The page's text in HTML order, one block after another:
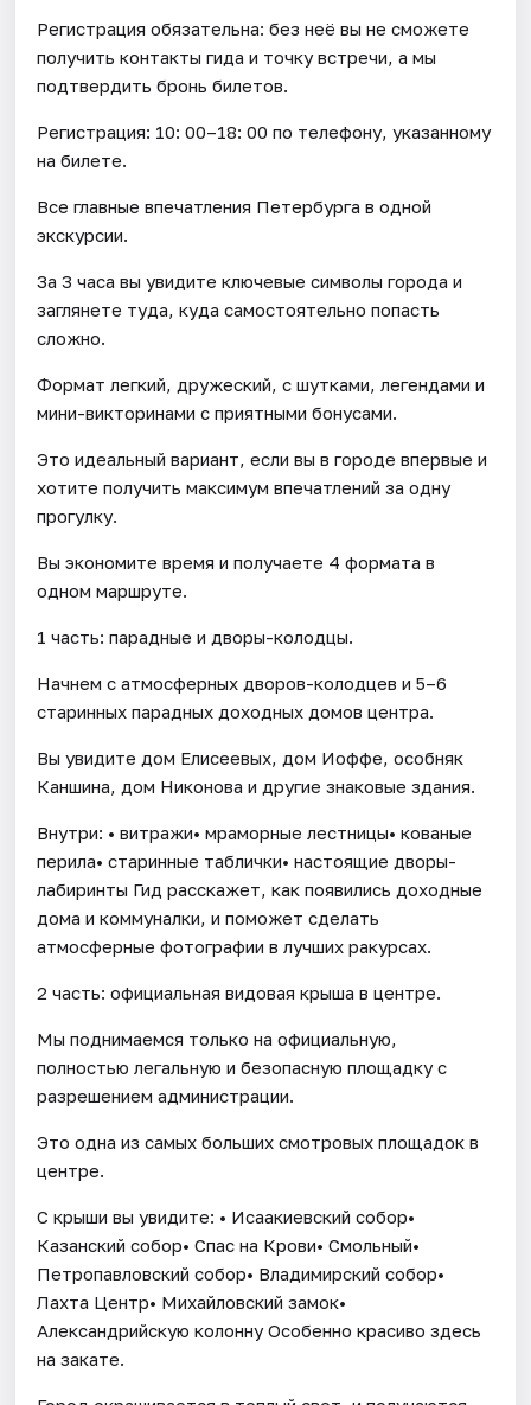
Регистрация обязательна: без неё вы не сможете
получить контакты гида и точку встречи, а мы
подтвердить бронь билетов.
Регистрация: 10: 00–18: 00 по телефону, указанному
на билете.
Все главные впечатления Петербурга в одной
экскурсии.
За 3 часа вы увидите ключевые символы города и
заглянете туда, куда самостоятельно попасть
сложно.
Формат легкий, дружеский, с шутками, легендами и
мини-викторинами с приятными бонусами.
Это идеальный вариант, если вы в городе впервые и
хотите получить максимум впечатлений за одну
прогулку.
Вы экономите время и получаете 4 формата в
одном маршруте.
1 часть: парадные и дворы-колодцы.
Начнем с атмосферных дворов-колодцев и 5–6
старинных парадных доходных домов центра.
Вы увидите дом Елисеевых, дом Иоффе, особняк
Каншина, дом Никонова и другие знаковые здания.
Внутри: • витражи• мраморные лестницы• кованые
перила• старинные таблички• настоящие дворы-
лабиринты Гид расскажет, как появились доходные
дома и коммуналки, и поможет сделать
атмосферные фотографии в лучших ракурсах.
2 часть: официальная видовая крыша в центре.
Мы поднимаемся только на официальную,
полностью легальную и безопасную площадку с
разрешением администрации.
Это одна из самых больших смотровых площадок в
центре.
С крыши вы увидите: • Исаакиевский собор•
Казанский собор• Спас на Крови• Смольный•
Петропавловский собор• Владимирский собор•
Лахта Центр• Михайловский замок•
Александрийскую колонну Особенно красиво здесь
на закате.